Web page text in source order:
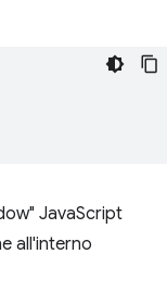
JavaScript
all'interno